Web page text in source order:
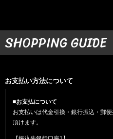
SHOPPING GUIDE
お支払い方法について
■お支払について
お支払いは代金引換・銀行振込・郵
頂けます。